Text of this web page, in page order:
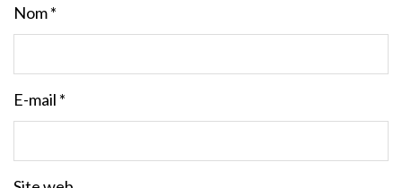
Nom*
E-mail *